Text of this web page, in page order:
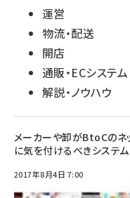
運営
物流・配送
開店
通販・ECシステム
解説・ノウハウ
メーカーや卸がBtoCのネ
に気を付けるべきシステ
2017年8月4日 7:00